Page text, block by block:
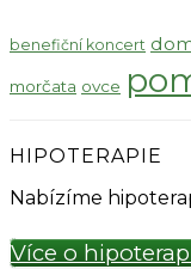
benefiční koncert
morčata ovce
HIPOTERAPIE
Nabízíme
Více o